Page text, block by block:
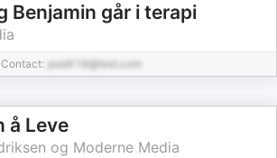
Benjamin går i terapi
Contact: pod416@test.com
å Leve
og Moderne Media